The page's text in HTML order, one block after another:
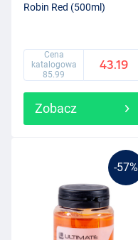
Robin Red (500ml)
Cena
katalogowa
85.99
43.19
Zobacz
-57%